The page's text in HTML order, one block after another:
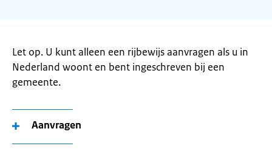
Let op. U kunt alleen een rijbewijs aanvragen als u in
Nederland woont en bent ingeschreven bij een
gemeente.
Aanvragen